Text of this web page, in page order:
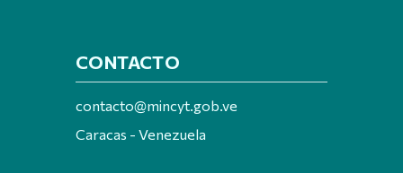
CONTACTO
contacto@mincyt.gob.ve
Caracas - Venezuela